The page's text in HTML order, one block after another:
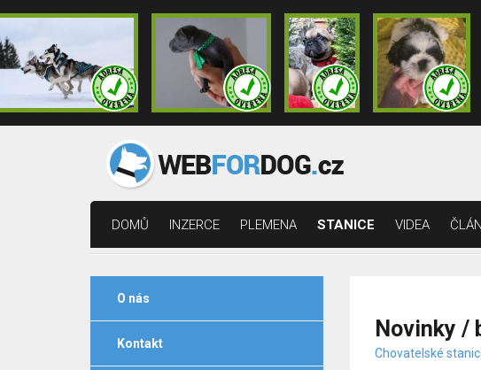
DOMŮ INZERCE PLEMENA STANICE VIDEA
O nás
Kontakt
Novinky /
Chovatelské